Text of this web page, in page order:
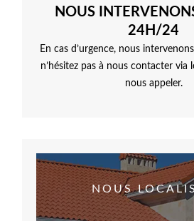
NOUS
24H/24
En cas d’urgence, nous
n’hésitez pas à nous contacter via
nous appeler.
NOUS